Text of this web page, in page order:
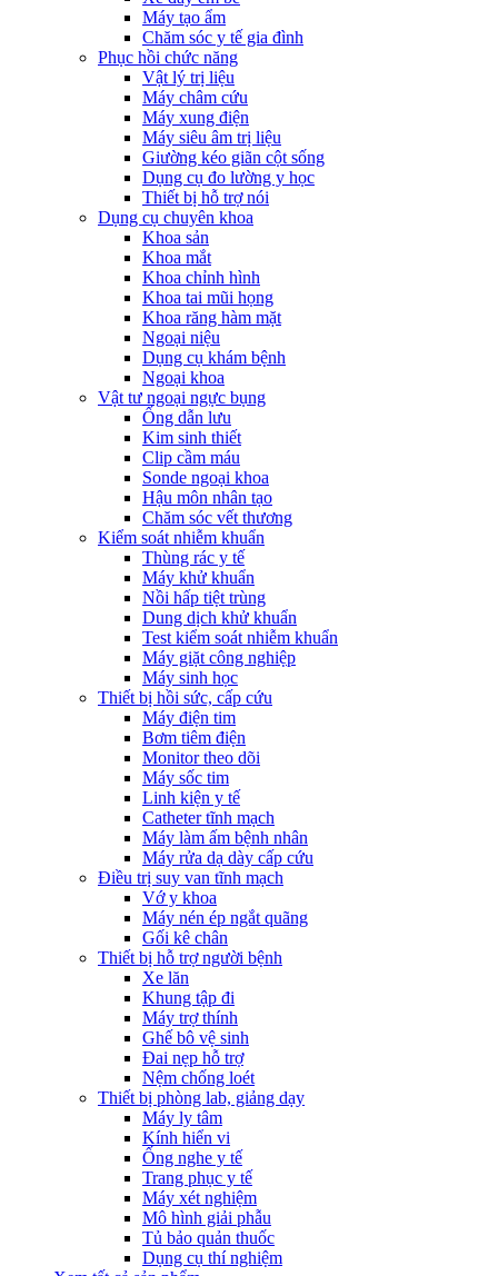
Máy tạo ẩm
Chăm sóc y tế gia đình
Phục hồi chức năng
Vật lý trị liệu
Máy châm cứu
Máy xung điện
Máy siêu âm trị liệu
Giường kéo giãn cột sống
Dụng cụ đo lường y học
Thiết bị hỗ trợ nói
Dụng cụ chuyên khoa
Khoa sản
Khoa mắt
Khoa chỉnh hình
Khoa tai mũi họng
Khoa răng hàm mặt
Ngoại niệu
Dụng cụ khám bệnh
Ngoại khoa
Vật tư ngoại ngực bụng
Ống dẫn lưu
Kim sinh thiết
Clip cầm máu
Sonde ngoại khoa
Hậu môn nhân tạo
Chăm sóc vết thương
Kiểm soát nhiễm khuẩn
Thùng rác y tế
Máy khử khuẩn
Nồi hấp tiệt trùng
Dung dịch khử khuẩn
Test kiểm soát nhiễm khuẩn
Máy giặt công nghiệp
Máy sinh học
Thiết bị hồi sức, cấp cứu
Máy điện tim
Bơm tiêm điện
Monitor theo dõi
Máy sốc tim
Linh kiện y tế
Catheter tĩnh mạch
Máy làm ấm bệnh nhân
Máy rửa dạ dày cấp cứu
Điều trị suy van tĩnh mạch
Vớ y khoa
Máy nén ép ngắt quãng
Gối kê chân
Thiết bị hỗ trợ người bệnh
Xe lăn
Khung tập đi
Máy trợ thính
Ghế bô vệ sinh
Đai nẹp hỗ trợ
Nệm chống loét
Thiết bị phòng lab, giảng dạy
Máy ly tâm
Kính hiển vi
Ống nghe y tế
Trang phục y tế
Máy xét nghiệm
Mô hình giải phẫu
Tủ bảo quản thuốc
Dụng cụ thí nghiệm